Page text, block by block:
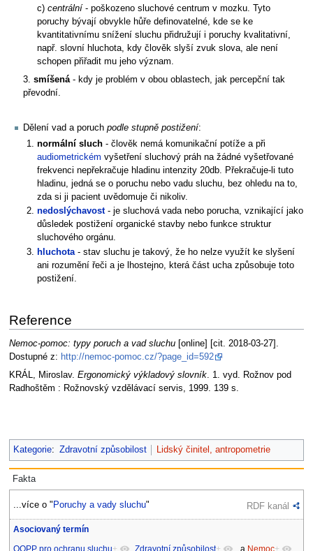
c)centrální - poškozeno sluchové centrum v mozku. Tyto
poruchy bývají obvykle hůře definovatelné, kde se ke
kvantitativnímu snížení sluchu přidružují i poruchy kvalitativní,
např. slovní hluchota, kdy člověk slyší zvuk slova, ale není
schopen přiřadit mu jeho význam.
3. smíšená - kdy je problém v obou oblastech, jak percepční tak
převodní.
Dělení vad a poruch podle stupně postižení:
normální sluch - člověk nemá komunikační potíže a při
audiometrickém vyšetření sluchový práh na žádné vyšetřované
frekvenci nepřekračuje hladinu intenzity 20db. Překračuje-li tuto
hladinu, jedná se o poruchu nebo vadu sluchu, bez ohledu na to,
zda si ji pacient uvědomuje či nikoliv.
nedoslýchavost- je sluchová vada nebo porucha, vznikající jako
důsledek postižení organické stavby nebo funkce struktur
sluchového orgánu.
hluchota - stav sluchu je takový, že ho nelze využít ke slyšení
ani rozumění řeči a je lhostejno, která část ucha způsobuje toto
postižení.
Reference
Nemoc-pomoc: typy poruch a vad sluchu[online] [cit. 2018-03-27].
Dostupné z: http://nemoc-pomoc.cz/?page_id=592
KRÁL, Miroslav. Ergonomický výkladový slovník. 1. vyd. Rožnov pod
Radhoštěm : Rožnovský vzdělávací servis, 1999. 139 s.
Kategorie: Zdravotní způsobilost Lidský činitel, antropometrie
Fakta
...více o " Poruchy a vady sluchu" RDF kanál
Asociovaný termín